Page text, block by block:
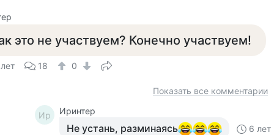
это не участвуем? Конечно участвуем!
18 0
Показать все комментарии
Ир Иринтер
Не устань, разминаясь 6 лет